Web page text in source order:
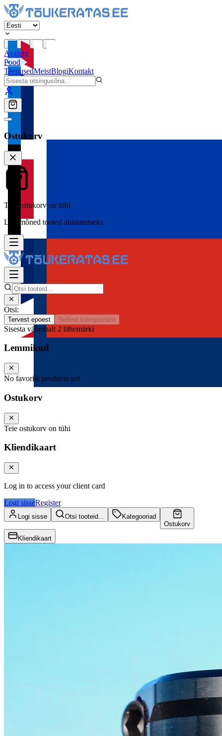
Avaleht
Pood
TeenusedMeistBlogiKontakt
Ostukorv
Teie ostukorv on tühi
Lisa mõned tooted alustamiseks
Otsi:
Tervest epoest Sellest kategooriast
Sisesta vähemalt 2 tähemärki
Lemmikud
No favorite products yet
Ostukorv
Teie ostukorv on tühi
Kliendikaart
Log in to access your client card
Logi sisseRegister
Logi sisse Otsi tooteid...
Kategooriad
Ostukorv
Kliendikaart